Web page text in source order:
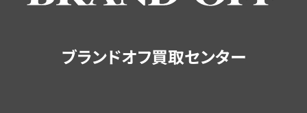
ブランドオフ買取センター